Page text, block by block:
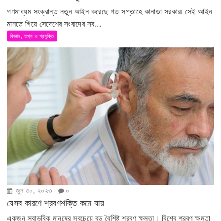
গণমাধ্যম সংক্রান্ত নতুন আইন করেছে গত সপ্তাহে কানাডা সরকার৷ সেই আইন
মানতে গিয়ে সেদেশের সংবাদের সব...
বিজ্ঞান, তথ্য ও প্রযুক্তি
জুন ৩০, ২০২৩ ০
যেসব কারণে শ্রবণশক্তি কমে যায়
একজন স্বাভবিক মানুষের সবচেয়ে বড় বৈশিষ্ট শ্রবণ ক্ষমতা। বিশ্বে শ্রবণ ক্ষমতা